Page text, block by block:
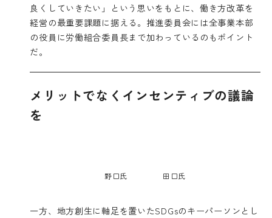
良くしていきたい」という思いをもとに、働き方改革を
経営の最重要課題に据える。推進委員会には全事業本部
の役員に労働組合委員長まで加わっているのもポイント
だ。
メリットでなくインセンティブの議論
を
野口氏 田口氏
一方、地方創生に軸足を置いたSDGsのキーパーソンとし